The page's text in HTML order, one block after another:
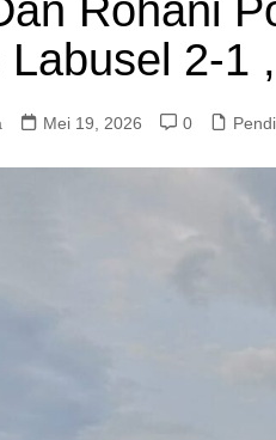
Rohani
Labusel 2-1
Mei 19, 2026 0